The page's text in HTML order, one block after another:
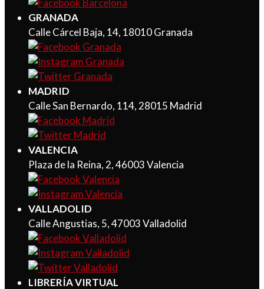
GRANADA
Calle Cárcel Baja, 14, 18010 Granada
MADRID
Calle San Bernardo, 114, 28015 Madrid
VALENCIA
Plaza de la Reina, 2, 46003 Valencia
VALLADOLID
Calle Angustias, 5, 47003 Valladolid
LIBRERÍA VIRTUAL